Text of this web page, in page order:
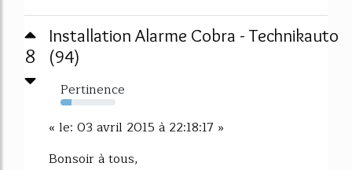
8
Installation Alarme Cobra - Technikauto
(94)
Pertinence
20%
« le: 03 avril 2015 à 22:18:17 »
Bonsoir à tous,